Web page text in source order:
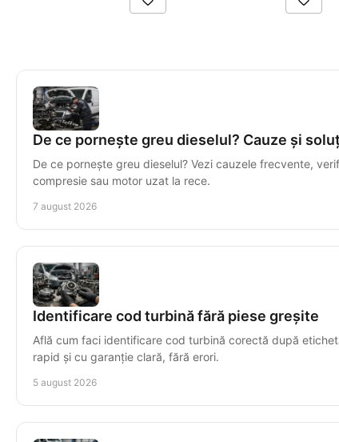
De ce pornește greu dieselul? Cauze și
De ce pornește greu dieselul? Vezi cauzele frecvente,
compresie sau motor uzat la rece.
7 august 2026
Identificare cod turbină fără piese greșite
Află cum faci identificare cod turbină corectă după
rapid și cu garanție clară, fără erori.
5 august 2026